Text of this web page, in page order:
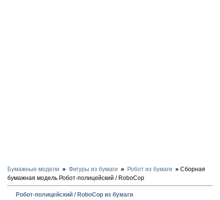
Бумажные модели Фигуры из бумаги Робот из бумаги
Сборная
бумажная модель Робот-полицейский / RoboCop
Робот-полицейский / RoboCop из бумаги